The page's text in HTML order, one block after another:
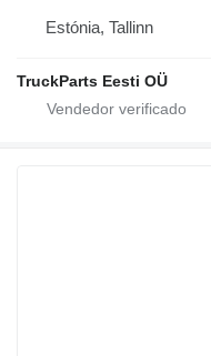
Estónia, Tallinn
TruckParts Eesti OÜ